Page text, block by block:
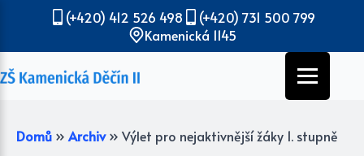
(+420) 412 526 498
(+420) 731 500 799
Kamenická 1145
Domů » Archiv » Výlet pro nejaktivnější žáky 1. stupně